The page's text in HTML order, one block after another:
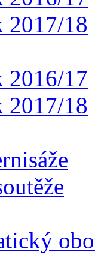
2017/18
2016/17
2017/18